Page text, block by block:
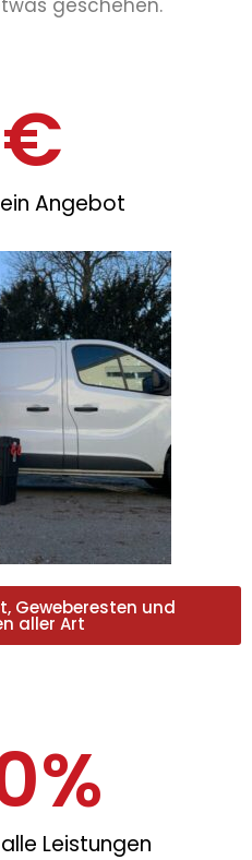
geschehen.
Angebot​
€
Geweberesten und
aller Art
Leistungen​
%